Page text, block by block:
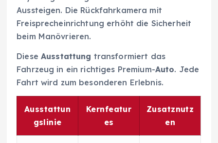
Aussteigen. Die Rückfahrkamera mit
Freisprecheinrichtung erhöht die Sicherheit
beim Manövrieren.
Diese Ausstattung transformiert das
Fahrzeug in ein richtiges Premium-Auto. Jede
Fahrt wird zum besonderen Erlebnis.
Ausstattun
gslinie
Kernfeatur
es
Zusatznutz
en